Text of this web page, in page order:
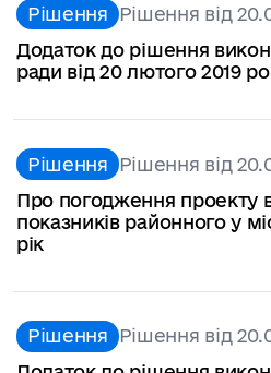
Рішення Рішення від
Додаток до рішення
ради від 20 лютого 2019
Рішення Рішення від
Про погодження проекту
показників районного у
рік
Рішення Рішення від